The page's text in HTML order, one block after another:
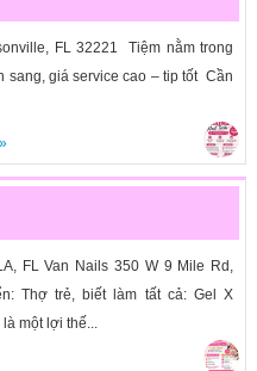
FL 32221 Tiệm nằm trong
sang, giá service cao – tip tốt Cần
FL Van Nails 350 W 9 Mile Rd,
Thợ trẻ, biết làm tất cả: Gel X
một lợi thế...